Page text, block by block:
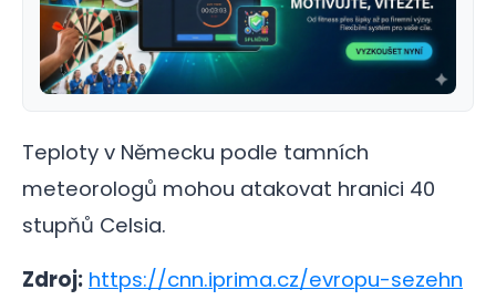
Teploty v Německu podle tamních
meteorologů mohou atakovat hranici 40
stupňů Celsia.
Zdroj: https://cnn.iprima.cz/evropu-sezehn